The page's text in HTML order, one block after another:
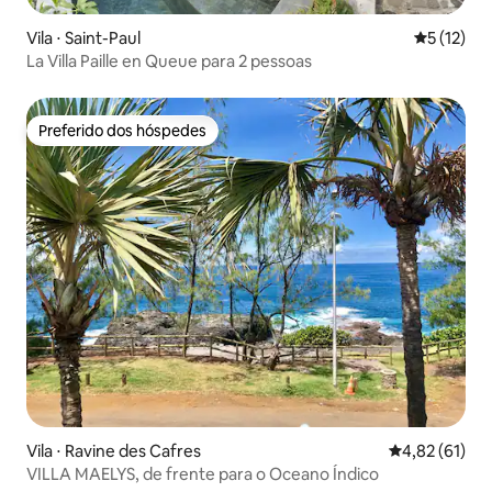
Vila ⋅ Saint-Paul 5 de uma
5 (12)
La Villa Paille en Queue para 2 pessoas
Preferido dos hóspedes
Preferido dos hóspedes
Vila ⋅ Ravine des Cafres 4,82 de uma
4,82 (61)
VILLA MAELYS, de frente para o Oceano Índico